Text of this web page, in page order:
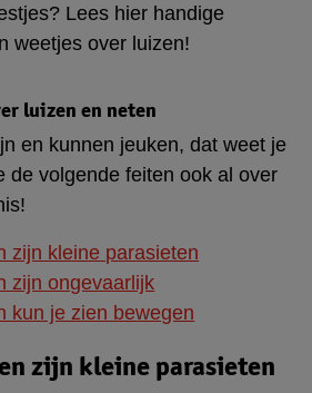
Lees hier handige
weetjes over luizen!
luizen en neten
en kunnen jeuken, dat weet je
de volgende feiten ook al over
zijn kleine parasieten
zijn ongevaarlijk
kun je zien bewegen
zijn kleine parasieten